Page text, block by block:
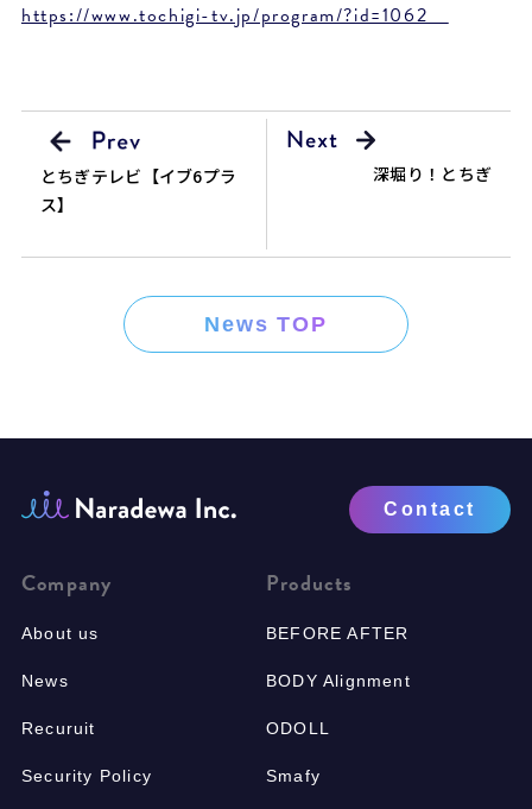
https://www.tochigi-tv.jp/program/?id=1062
とちぎテレビ【イブ6プラ
ス】
深堀り！とちぎ
News TOP
Contact
Company
About us
News
Recuruit
Security Policy
Products
BEFORE AFTER
BODY Alignment
ODOLL
Smafy